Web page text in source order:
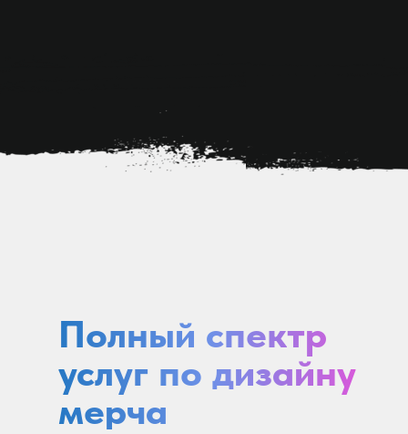
Полный спектр
услуг по дизайну
мерча